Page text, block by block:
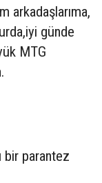
arkadaşlarıma,
günde
MTG
bir parantez